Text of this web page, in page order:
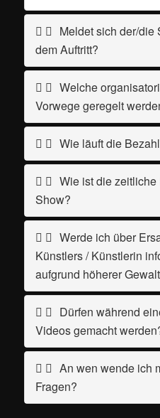
Meldet sich der/die
dem Auftritt?
Welche
Vorwege geregelt
Wie läuft die
Wie ist die
Show?
Werde ich über
Künstlers / Künstlerin
aufgrund höherer
Dürfen während
Videos gemacht
An wen wende ich
Fragen?